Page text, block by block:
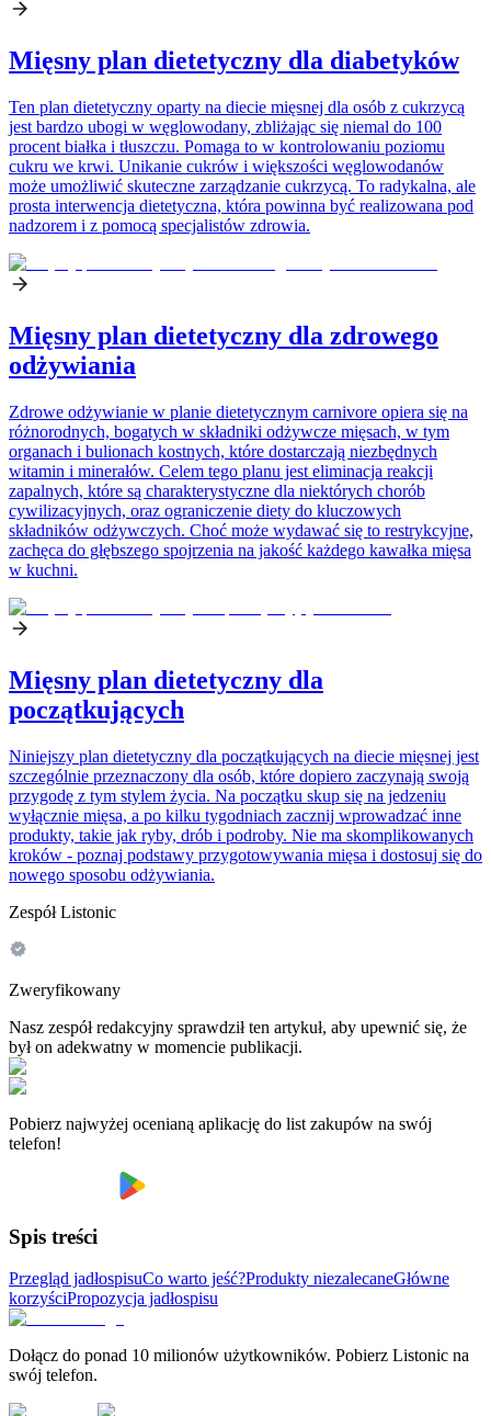
Mięsny plan dietetyczny dla diabetyków
Ten plan dietetyczny oparty na diecie mięsnej dla osób z cukrzycą
jest bardzo ubogi w węglowodany, zbliżając się niemal do 100
procent białka i tłuszczu. Pomaga to w kontrolowaniu poziomu
cukru we krwi. Unikanie cukrów i większości węglowodanów
może umożliwić skuteczne zarządzanie cukrzycą. To radykalna, ale
prosta interwencja dietetyczna, która powinna być realizowana pod
nadzorem i z pomocą specjalistów zdrowia.
Mięsny plan dietetyczny dla zdrowego
odżywiania
Zdrowe odżywianie w planie dietetycznym carnivore opiera się na
różnorodnych, bogatych w składniki odżywcze mięsach, w tym
organach i bulionach kostnych, które dostarczają niezbędnych
witamin i minerałów. Celem tego planu jest eliminacja reakcji
zapalnych, które są charakterystyczne dla niektórych chorób
cywilizacyjnych, oraz ograniczenie diety do kluczowych
składników odżywczych. Choć może wydawać się to restrykcyjne,
zachęca do głębszego spojrzenia na jakość każdego kawałka mięsa
w kuchni.
Mięsny plan dietetyczny dla
początkujących
Niniejszy plan dietetyczny dla początkujących na diecie mięsnej jest
szczególnie przeznaczony dla osób, które dopiero zaczynają swoją
przygodę z tym stylem życia. Na początku skup się na jedzeniu
wyłącznie mięsa, a po kilku tygodniach zacznij wprowadzać inne
produkty, takie jak ryby, drób i podroby. Nie ma skomplikowanych
kroków - poznaj podstawy przygotowywania mięsa i dostosuj się do
nowego sposobu odżywiania.
Zespół Listonic
Zweryfikowany
Nasz zespół redakcyjny sprawdził ten artykuł, aby upewnić się, że
był on adekwatny w momencie publikacji.
Pobierz najwyżej ocenianą aplikację do list zakupów na swój
telefon!
Spis treści
Przegląd jadłospisuCo warto jeść?Produkty niezalecaneGłówne
korzyściPropozycja jadłospisu
Dołącz do ponad 10 milionów użytkowników. Pobierz Listonic na
swój telefon.